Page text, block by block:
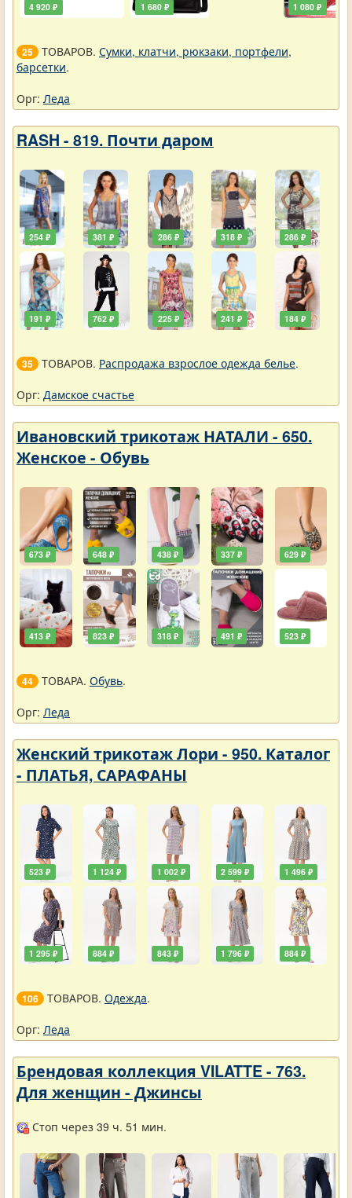
4 920 ₽ 1 680 ₽ 1 080 ₽
25 ТОВАРОВ. Сумки, клатчи, рюкзаки, портфели,
барсетки.
Орг: Леда
RASH - 819. Почти даром
254 ₽
191 ₽
381 ₽
762 ₽
286 ₽
225 ₽
318 ₽
241 ₽
286 ₽
184 ₽
35 ТОВАРОВ. Распродажа взрослое одежда белье.
Орг: Дамское счастье
Ивановский трикотаж НАТАЛИ - 650.
Женское - Обувь
673 ₽
413 ₽
648 ₽
823 ₽
438 ₽
318 ₽
337 ₽
491 ₽
629 ₽
523 ₽
44 ТОВАРА. Обувь.
Орг: Леда
Женский трикотаж Лори - 950. Каталог
- ПЛАТЬЯ, САРАФАНЫ
523 ₽
1 295 ₽
1 124 ₽
884 ₽
1 002 ₽
843 ₽
2 599 ₽
1 796 ₽
1 496 ₽
884 ₽
106 ТОВАРОВ. Одежда.
Орг: Леда
Брендовая коллекция VILATTE - 763.
Для женщин - Джинсы
Стоп через 39 ч. 51 мин.